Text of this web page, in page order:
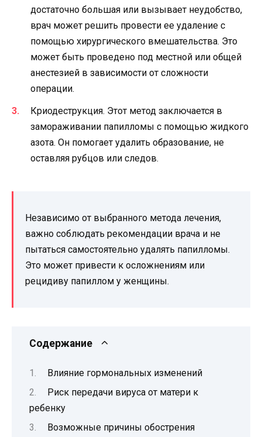
достаточно большая или вызывает неудобство,
врач может решить провести ее удаление с
помощью хирургического вмешательства. Это
может быть проведено под местной или общей
анестезией в зависимости от сложности
операции.
Криодеструкция. Этот метод заключается в
замораживании папилломы с помощью жидкого
азота. Он помогает удалить образование, не
оставляя рубцов или следов.
Независимо от выбранного метода лечения,
важно соблюдать рекомендации врача и не
пытаться самостоятельно удалять папилломы.
Это может привести к осложнениям или
рецидиву папиллом у женщины.
Содержание
Влияние гормональных изменений
Риск передачи вируса от матери к
ребенку
Возможные причины обострения